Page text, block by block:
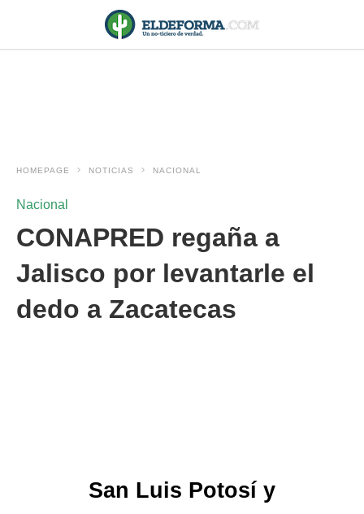
HOMEPAGE NOTICIAS NACIONAL
Nacional
CONAPRED regaña a
Jalisco por levantarle el
dedo a Zacatecas
San Luis Potosí y